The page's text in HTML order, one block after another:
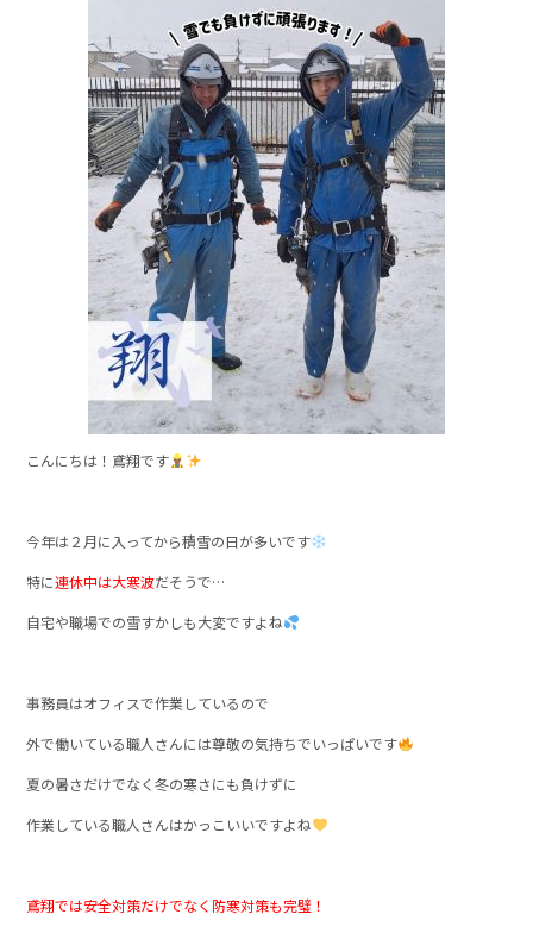
e
b
o
o
k
こんにちは！鳶翔です
今年は２月に入ってから積雪の日が多いです
特に連休中は大寒波だそうで…
自宅や職場での雪すかしも大変ですよね
事務員はオフィスで作業しているので
外で働いている職人さんには尊敬の気持ちでいっぱいです
夏の暑さだけでなく冬の寒さにも負けずに
作業している職人さんはかっこいいですよね
鳶翔では安全対策だけでなく防寒対策も完璧！